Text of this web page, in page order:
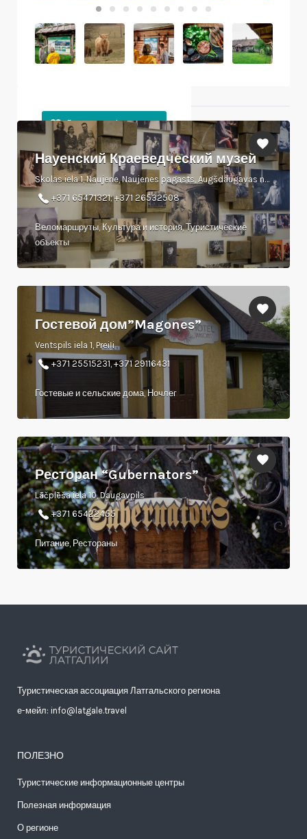
Науенский Краеведческий музей
Skolas iela 1, Naujene, Naujenes pagasts, Augšdaugavas novads
+371 65471321; +371 26532508
Веломаршруты, Культура и история, Туристические
объекты
Гостевой дом”Magones”
Ventspils iela 1, Preiļi
+371 25515231, +371 29116431
Гостевые и сельские дома, Ночлег
Ресторан “Gubernators”
Lāčplēša iela 10, Daugavpils
+371 65422455
Питание, Рестораны
Туристическая ассоциация Латгальского региона
е-мейл: info@latgale.travel
ПОЛЕЗНО
Туристические информационные центры
Полезная информация
О регионе